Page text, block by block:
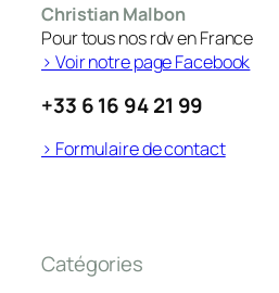
Christian Malbon
Pour tous nos rdv en France
> Voir notre page Facebook
+33 6 16 94 21 99
> Formulaire de contact
Catégories